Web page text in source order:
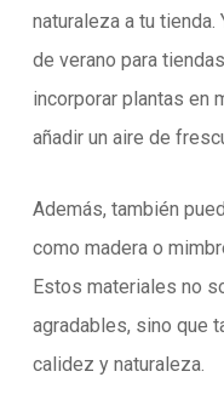
naturaleza a tu
de verano para
incorporar plantas en
añadir un aire de
Además, también
como madera o
Estos materiales no
agradables, sino que
calidez y naturaleza.